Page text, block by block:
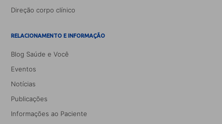
Direção corpo clínico
RELACIONAMENTO E INFORMAÇÃO
Blog Saúde e Você
Eventos
Notícias
Publicações
Informações ao Paciente